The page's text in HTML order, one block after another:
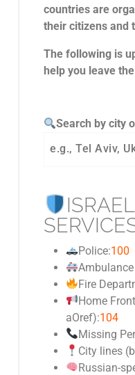
countries are
their citizens and
The following is
help you leave
Search by city
Police:100
Fire
Home
aOref):104
Missing
City lines
Russian-